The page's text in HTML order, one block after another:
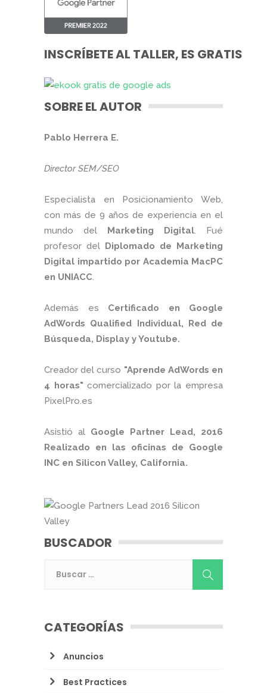
INSCRÍBETE AL TALLER, ES GRATIS
SOBRE EL AUTOR
Pablo Herrera E.
Director SEM/SEO
Especialista en Posicionamiento Web,
con más de 9 años de experiencia en el
mundo del Marketing Digital. Fué
profesor del Diplomado de Marketing
Digital impartido por Academia MacPC
en UNIACC.
Además es Certificado en Google
AdWords Qualified Individual, Red de
Búsqueda, Display y Youtube.
Creador del curso "Aprende AdWords en
4 horas" comercializado por la empresa
PixelPro.es
Asistió al Google Partner Lead, 2016
Realizado en las oficinas de Google
INC en Silicon Valley, California.
BUSCADOR
CATEGORÍAS
Anuncios
Best Practices